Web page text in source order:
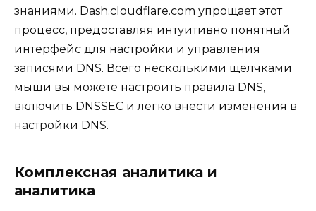
знаниями. Dash.cloudflare.com упрощает этот
процесс, предоставляя интуитивно понятный
интерфейс для настройки и управления
записями DNS. Всего несколькими щелчками
мыши вы можете настроить правила DNS,
включить DNSSEC и легко внести изменения в
настройки DNS.
Комплексная аналитика и
аналитика